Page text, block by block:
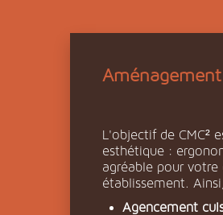
L'objectif de CMC²
esthétique :
agréable pour
établissement.
Agencement